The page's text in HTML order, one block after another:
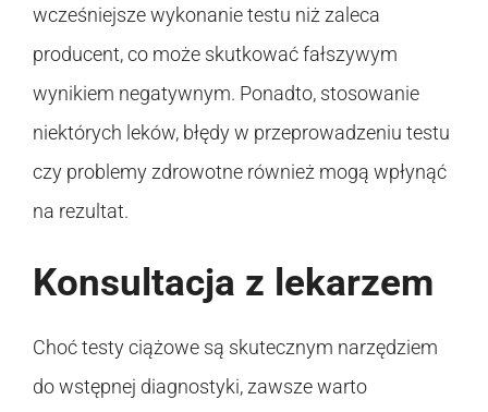
wcześniejsze wykonanie testu niż zaleca
producent, co może skutkować fałszywym
wynikiem negatywnym. Ponadto, stosowanie
niektórych leków, błędy w przeprowadzeniu testu
czy problemy zdrowotne również mogą wpłynąć
na rezultat.
Konsultacja z lekarzem
Choć testy ciążowe są skutecznym narzędziem
do wstępnej diagnostyki, zawsze warto